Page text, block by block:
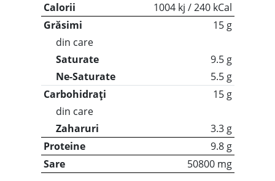
Calorii
1004 kj / 240 kCal
Grăsimi
15 g
din care
Saturate
9.5 g
Ne-Saturate
5.5 g
Carbohidrați
15 g
din care
Zaharuri
3.3 g
Proteine
9.8 g
Sare
50800 mg